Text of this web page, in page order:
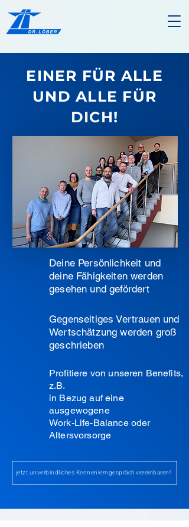
EINER FÜR ALLE
UND ALLE FÜR
DICH!
Deine Persönlichkeit und
deine Fähigkeiten werden
gesehen und gefördert
Gegenseitiges Vertrauen und
Wertschätzung werden groß
geschrieben
Profitiere von unseren Benefits,
z.B.
in Bezug auf eine
ausgewogene
Work-Life-Balance oder
Altersvorsorge
jetzt unverbindliches Kennenlerngespräch vereinbaren!